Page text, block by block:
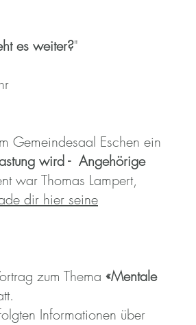
es weiter?"
Gemeindesaal Eschen ein
wird - Angehörige
war Thomas Lampert,
dir hier seine
zum Thema «Mentale
Informationen über